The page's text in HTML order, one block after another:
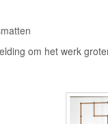
om het werk